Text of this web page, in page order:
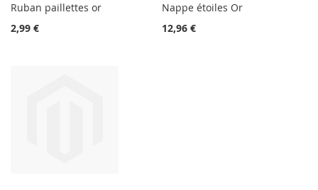
Ruban paillettes or
2,99 €
Nappe étoiles Or
12,96 €